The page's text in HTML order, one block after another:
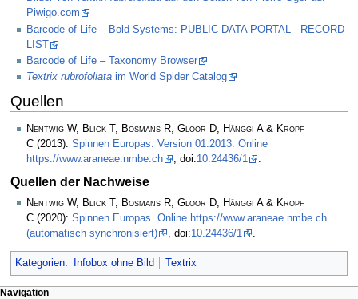
Piwigo.com
Barcode of Life – Bold Systems: PUBLIC DATA PORTAL - RECORD
LIST
Barcode of Life – Taxonomy Browser
Textrix rubrofoliata im World Spider Catalog
Quellen
Nentwig W, Blick T, Bosmans R, Gloor D, Hänggi A & Kropf
C (2013): Spinnen Europas. Version 01.2013. Online
https://www.araneae.nmbe.ch
, doi:10.24436/1
Quellen der Nachweise
Nentwig W, Blick T, Bosmans R, Gloor D, Hänggi A & Kropf
C (2020): Spinnen Europas. Online https://www.araneae.nmbe.ch
(automatisch synchronisiert)
, doi:10.24436/1
Kategorien: Infobox ohne Bild Textrix
Navigation